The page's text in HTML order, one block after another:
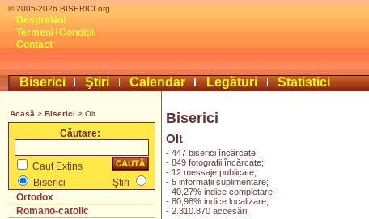
© 2005-2026 BISERICI.org
DespreNoi
Termeni+Condiţii
Contact
Biserici Ştiri Calendar Legături Statistici
Acasă > Biserici > Olt
Căutare:
Caut Extins
Biserici
Ştiri
Ortodox
Romano-catolic
Biserici
Olt
- 447 biserici încărcate;
- 849 fotografii încărcate;
- 12 messaje publicate;
- 5 informaţii suplimentare;
- 40,27% indice completare;
- 80,98% indice localizare;
- 2.310.870 accesări.